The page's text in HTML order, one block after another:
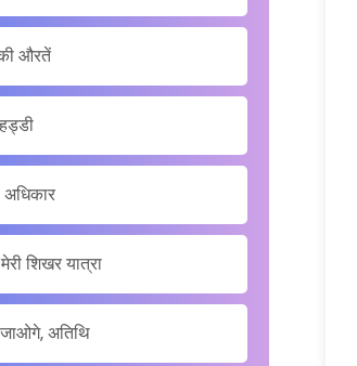
औरतें
शिखर यात्रा
अतिथि